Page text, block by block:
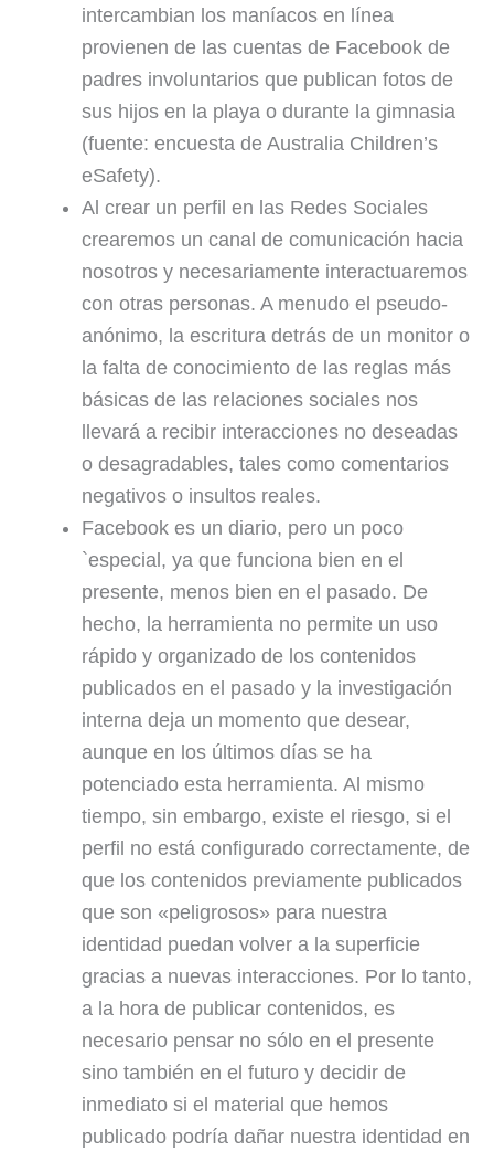
intercambian los maníacos en línea
provienen de las cuentas de Facebook de
padres involuntarios que publican fotos de
sus hijos en la playa o durante la gimnasia
(fuente: encuesta de Australia Children’s
eSafety).
Al crear un perfil en las Redes Sociales
crearemos un canal de comunicación hacia
nosotros y necesariamente interactuaremos
con otras personas. A menudo el pseudo-
anónimo, la escritura detrás de un monitor o
la falta de conocimiento de las reglas más
básicas de las relaciones sociales nos
llevará a recibir interacciones no deseadas
o desagradables, tales como comentarios
negativos o insultos reales.
Facebook es un diario, pero un poco
`especial, ya que funciona bien en el
presente, menos bien en el pasado. De
hecho, la herramienta no permite un uso
rápido y organizado de los contenidos
publicados en el pasado y la investigación
interna deja un momento que desear,
aunque en los últimos días se ha
potenciado esta herramienta. Al mismo
tiempo, sin embargo, existe el riesgo, si el
perfil no está configurado correctamente, de
que los contenidos previamente publicados
que son «peligrosos» para nuestra
identidad puedan volver a la superficie
gracias a nuevas interacciones. Por lo tanto,
a la hora de publicar contenidos, es
necesario pensar no sólo en el presente
sino también en el futuro y decidir de
inmediato si el material que hemos
publicado podría dañar nuestra identidad en